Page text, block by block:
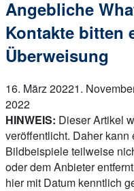
Angebliche
Kontakte bitten
Überweisung
16. März 20221.
2022
HINWEIS: Dieser Artikel
veröffentlicht. Daher
Bildbeispiele teilweise
oder dem Anbieter
hier mit Datum kenntlich